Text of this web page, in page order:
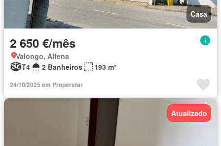
Casa
2 650 €/mês
Valongo, Alfena
T4
2 Banheiros 193 m²
24/10/2025 em Properstar
Atualizado